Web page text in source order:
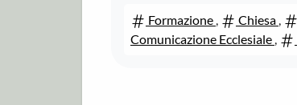
Formazione , Chiesa ,
Comunicazione Ecclesiale ,